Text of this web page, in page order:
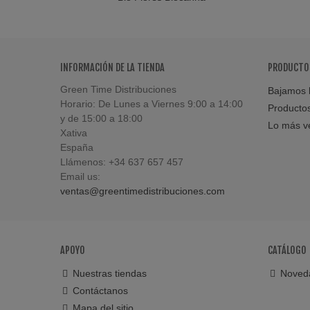
INFORMACIÓN DE LA TIENDA
Green Time Distribuciones
Horario: De Lunes a Viernes 9:00 a 14:00
y de 15:00 a 18:00
Xativa
España
Llámenos: +34 637 657 457
Email us:
ventas@greentimedistribuciones.com
Bajamos
Lo más
APOYO
Nuestras tiendas
Contáctanos
Mapa del sitio
CATÁLOGO